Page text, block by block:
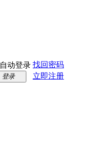
自动登录 找回密码
登录 立即注册